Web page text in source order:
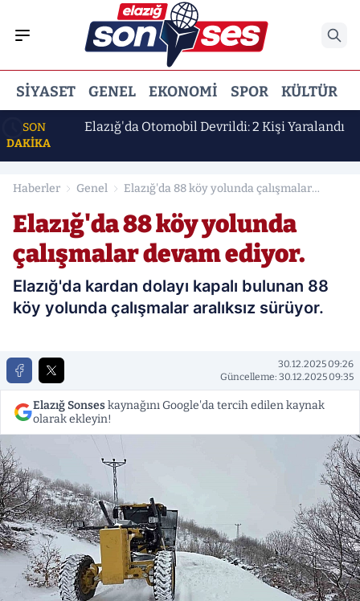
SIYASET GENEL EKONOMI SPOR KÜLTÜR
SON
DAKİKA
Elazığ'da Otomobil Devrildi: 2 Kişi Yaralandı
Haberler Genel
Elazığ'da 88 köy yolunda çalışmalar
Elazığ'da 88 köy yolunda
çalışmalar devam ediyor.
Elazığ'da kardan dolayı kapalı bulunan 88
köy yolunda çalışmalar aralıksız sürüyor.
30.12.2025 09:26
Güncelleme: 30.12.2025 09:35
Elazığ Sonseskaynağını Google'da tercih edilen kaynak
olarak ekleyin!